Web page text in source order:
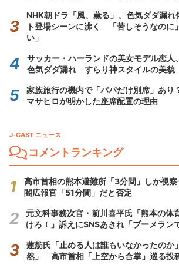
NHK朝ドラ「風、薫る」、色気ダダ漏れ
ト登場シーンに沸く 「苦しそうなのに
い」
サッカー・ハーランドの美女モデル恋人
色気ダダ漏れ すらり神スタイルの美貌
家族旅行の機内で「パパだけ別席」あ
マサヒロが明かした座席配置の理由
J-CAST ニュース
コメントランキング
高市首相の熊本避難所「3分間」しか視
閣広報官「51分間」だと否定
元文科事務次官・前川喜平氏「熊本の体
けろ！」訴えにSNSあきれ「ブーメラン
蓮舫氏「止める人は誰もいなかったのか
然」 高市首相「上空から合掌」巡る投